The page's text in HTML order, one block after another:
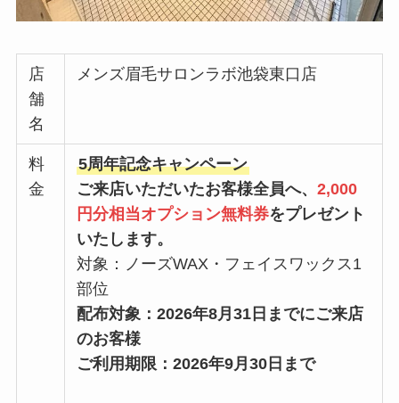
店
舗
名
メンズ眉毛サロンラボ池袋東口店
料
金
5周年記念キャンペーン
ご来店いただいたお客様全員へ、2,000
円分相当オプション無料券をプレゼント
いたします。
対象：ノーズWAX・フェイスワックス1
部位
配布対象：2026年8月31日までにご来店
のお客様
ご利用期限：2026年9月30日まで